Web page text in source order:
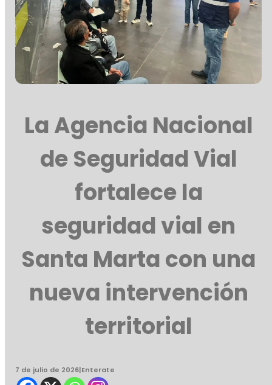
La Agencia Nacional
de Seguridad Vial
fortalece la
seguridad vial en
Santa Marta con una
nueva intervención
territorial
7 de julio de 2026|Enterate